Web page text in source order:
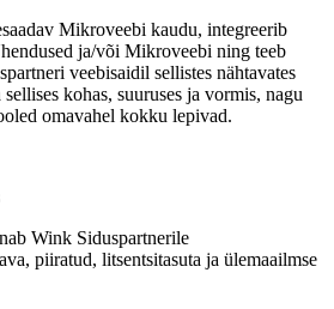
Mikroveebi kaudu, integreerib
ja/või Mikroveebi ning teeb
veebisaidil sellistes nähtavates
kohas, suuruses ja vormis, nagu
omavahel kokku lepivad.
Wink Siduspartnerile
piiratud, litsentsitasuta ja ülemaailmse